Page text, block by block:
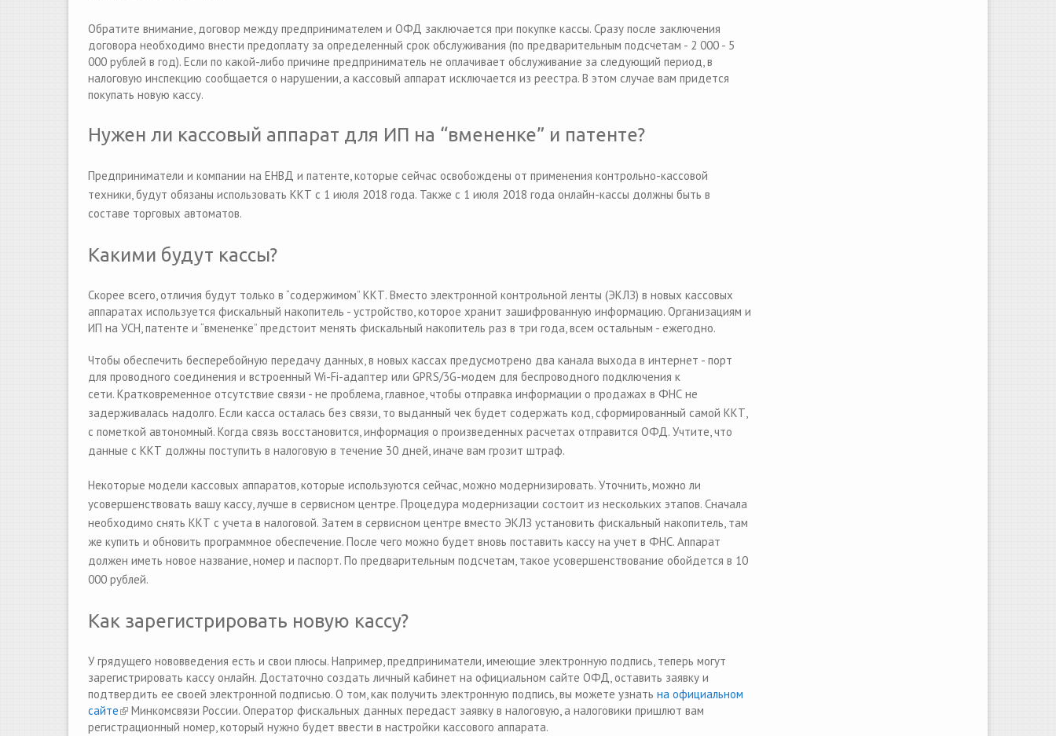
Обратите внимание, договор между предпринимателем и ОФД заключается при покупке кассы. Сразу после заключения
договора необходимо внести предоплату за определенный срок обслуживания (по предварительным подсчетам - 2 000 - 5
000 рублей в год). Если по какой-либо причине предприниматель не оплачивает обслуживание за следующий период, в
налоговую инспекцию сообщается о нарушении, а кассовый аппарат исключается из реестра. В этом случае вам придется
покупать новую кассу.
Нужен ли кассовый аппарат для ИП на “вмененке” и патенте?
Предприниматели и компании на ЕНВД и патенте, которые сейчас освобождены от применения контрольно-кассовой
техники, будут обязаны использовать ККТ с 1 июля 2018 года. Также с 1 июля 2018 года онлайн-кассы должны быть в
составе торговых автоматов.
Какими будут кассы?
Скорее всего, отличия будут только в “содержимом” ККТ. Вместо электронной контрольной ленты (ЭКЛЗ) в новых кассовых
аппаратах используется фискальный накопитель - устройство, которое хранит зашифрованную информацию. Организациям и
ИП на УСН, патенте и “вмененке” предстоит менять фискальный накопитель раз в три года, всем остальным - ежегодно.
Чтобы обеспечить бесперебойную передачу данных, в новых кассах предусмотрено два канала выхода в интернет - порт
для проводного соединения и встроенный Wi-Fi-адаптер или GPRS/3G-модем для беспроводного подключения к
сети. Кратковременное отсутствие связи - не проблема, главное, чтобы отправка информации о продажах в ФНС не
задерживалась надолго. Если касса осталась без связи, то выданный чек будет содержать код, сформированный самой ККТ,
с пометкой автономный. Когда связь восстановится, информация о произведенных расчетах отправится ОФД. Учтите, что
данные с ККТ должны поступить в налоговую в течение 30 дней, иначе вам грозит штраф.
Некоторые модели кассовых аппаратов, которые используются сейчас, можно модернизировать. Уточнить, можно ли
усовершенствовать вашу кассу, лучше в сервисном центре. Процедура модернизации состоит из нескольких этапов. Сначала
необходимо снять ККТ с учета в налоговой. Затем в сервисном центре вместо ЭКЛЗ установить фискальный накопитель, там
же купить и обновить программное обеспечение. После чего можно будет вновь поставить кассу на учет в ФНС. Аппарат
должен иметь новое название, номер и паспорт. По предварительным подсчетам, такое усовершенствование обойдется в 10
000 рублей.
Как зарегистрировать новую кассу?
У грядущего нововведения есть и свои плюсы. Например, предприниматели, имеющие электронную подпись, теперь могут
зарегистрировать кассу онлайн. Достаточно создать личный кабинет на официальном сайте ОФД, оставить заявку и
подтвердить ее своей электронной подписью. О том, как получить электронную подпись, вы можете узнать на официальном
сайте(link is external)
Минкомсвязи России. Оператор фискальных данных передаст заявку в налоговую, а налоговики пришлют вам
регистрационный номер, который нужно будет ввести в настройки кассового аппарата.